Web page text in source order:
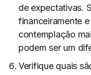
de expectativas.
financeiramente
contemplação
podem ser um
Verifique quais